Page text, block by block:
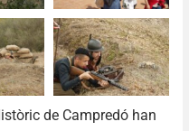
de Campredó han